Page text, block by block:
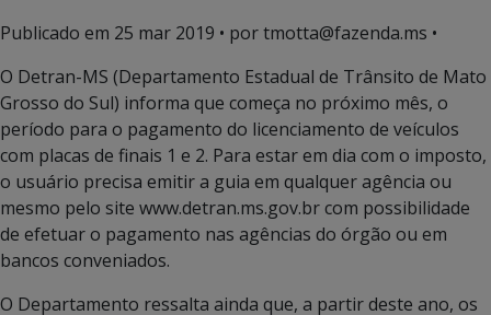
Publicado em 25 mar 2019 • por tmotta@fazenda.ms •
O Detran-MS (Departamento Estadual de Trânsito de Mato
Grosso do Sul) informa que começa no próximo mês, o
período para o pagamento do licenciamento de veículos
com placas de finais 1 e 2. Para estar em dia com o imposto,
o usuário precisa emitir a guia em qualquer agência ou
mesmo pelo site www.detran.ms.gov.br com possibilidade
de efetuar o pagamento nas agências do órgão ou em
bancos conveniados.
O Departamento ressalta ainda que, a partir deste ano, os